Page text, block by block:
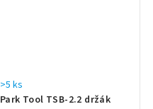
Park Tool TSB-2.2 držák
>5 ks